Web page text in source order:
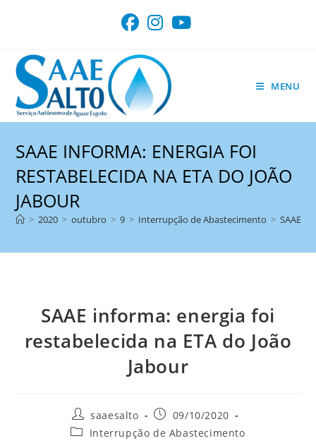
conteúdo
MENU
SAAE INFORMA: ENERGIA FOI
RESTABELECIDA NA ETA DO JOÃO
JABOUR
> 2020 > outubro > 9 > Interrupção de Abastecimento > SAAE
SAAE informa: energia foi
restabelecida na ETA do João
Jabour
Autor
do
post:
saaesalto
Post
publicado:
09/10/2020
Categoria
Interrupção de Abastecimento